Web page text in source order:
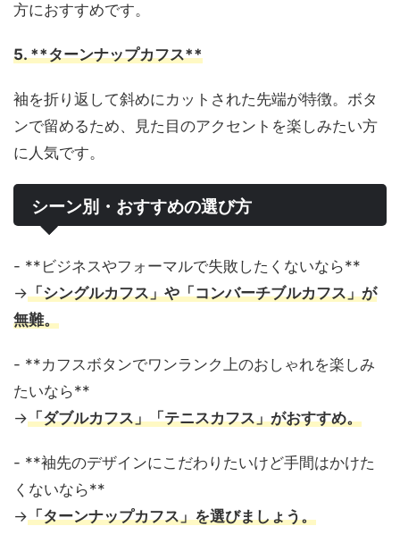
方におすすめです。
5. **ターンナップカフス**
袖を折り返して斜めにカットされた先端が特徴。ボタ
ンで留めるため、見た目のアクセントを楽しみたい方
に人気です。
シーン別・おすすめの選び方
- **ビジネスやフォーマルで失敗したくないなら**
→「シングルカフス」や「コンバーチブルカフス」が
無難。
- **カフスボタンでワンランク上のおしゃれを楽しみ
たいなら**
→「ダブルカフス」「テニスカフス」がおすすめ。
- **袖先のデザインにこだわりたいけど手間はかけた
くないなら**
→「ターンナップカフス」を選びましょう。